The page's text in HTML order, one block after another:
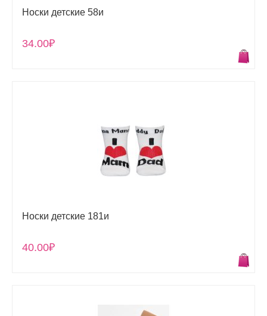
Носки детские 58и
34.00₽
Носки детские 181и
40.00₽